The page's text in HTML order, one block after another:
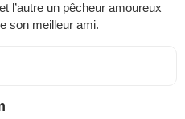
l’autre un pêcheur amoureux
son meilleur ami.